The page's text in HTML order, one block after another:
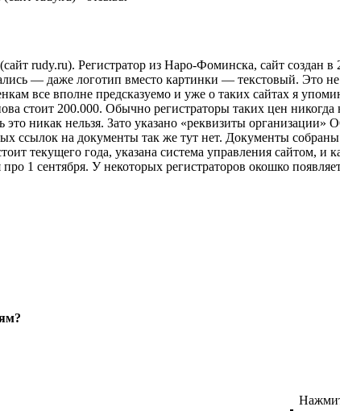
rudy.ru). Регистратор из Наро-Фоминска, сайт создан
— даже логотип вместо картинки — текстовый. Это не
все вполне предсказуемо и уже о таких сайтах я
стоит 200.000. Обычно регистраторы таких цен
это никак нельзя. Зато указано «реквизиты
ссылок на документы так же тут нет. Документы
текущего года, указана система управления
1 сентября. У некоторых регистраторов окошко